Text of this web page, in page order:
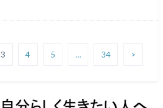
3 4 5 … 34 >